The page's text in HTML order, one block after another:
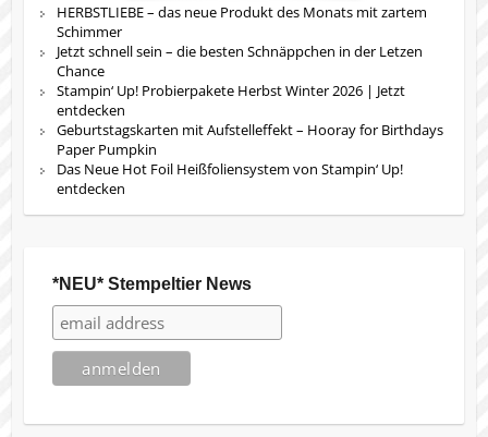
HERBSTLIEBE – das neue Produkt des Monats mit zartem
Schimmer
Jetzt schnell sein – die besten Schnäppchen in der Letzen
Chance
Stampin‘ Up! Probierpakete Herbst Winter 2026 | Jetzt
entdecken
Geburtstagskarten mit Aufstelleffekt – Hooray for Birthdays
Paper Pumpkin
Das Neue Hot Foil Heißfoliensystem von Stampin‘ Up!
entdecken
*NEU* Stempeltier News